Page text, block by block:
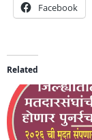
Facebook
Related